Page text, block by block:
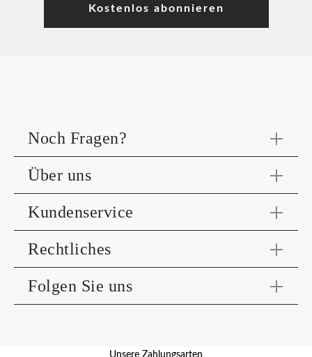
Kostenlos abonnieren
Noch Fragen?
Über uns
Kundenservice
Rechtliches
Folgen Sie uns
Unsere Zahlungsarten